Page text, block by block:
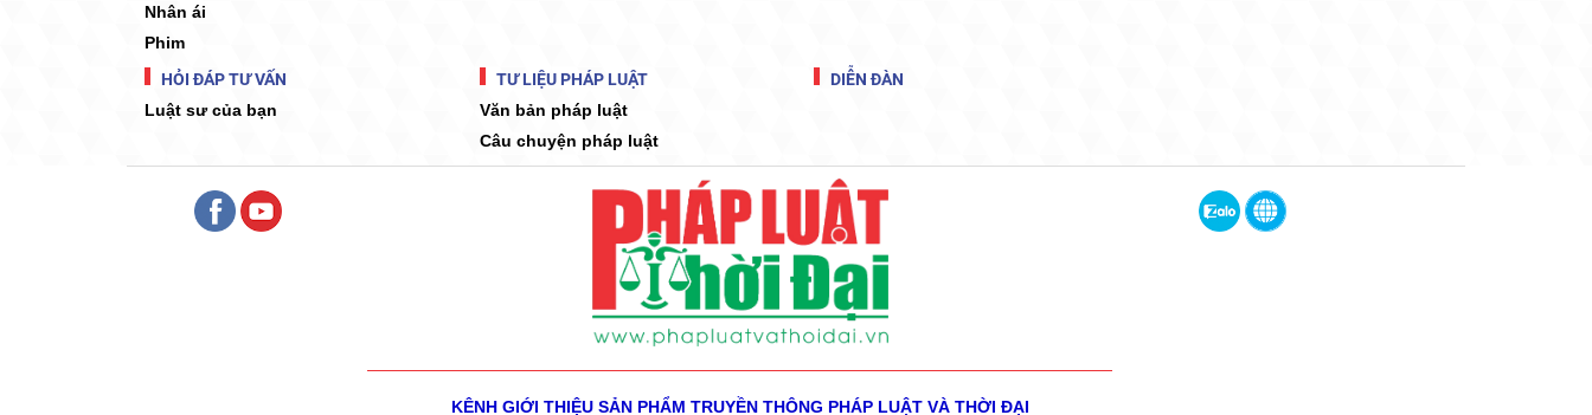
Nhân ái
Phim
HỎI ĐÁP TƯ VẤN
Luật sư của bạn
TƯ LIỆU PHÁP LUẬT
Văn bản pháp luật
Câu chuyện pháp luật
DIỄN ĐÀN
KÊNH GIỚI THIỆU SẢN PHẨM TRUYỀN THÔNG PHÁP LUẬT VÀ THỜI ĐẠI